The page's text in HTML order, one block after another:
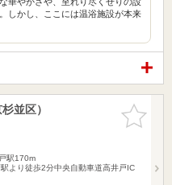
しかし、ここには温浴施設が本来
お気に入
りに追加
並区）
駅170m
より徒歩2分中央自動車道高井戸IC